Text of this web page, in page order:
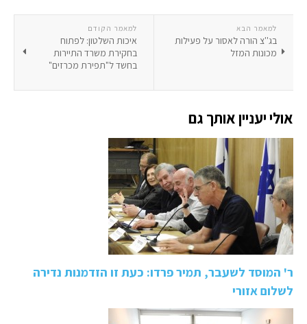
למאמר הקודם
איכות השלטון: לפתוח
בחקירת משרד התיירות
בחשד ל"תפירת מכרזים"
למאמר הבא
בג''צ הורה לאסור על פעילות
מכונות המזל
אולי יעניין אותך גם
ר' המוסד לשעבר, תמיר פרדו: כעת זו הזדמנות נדירה
לשלום אזורי